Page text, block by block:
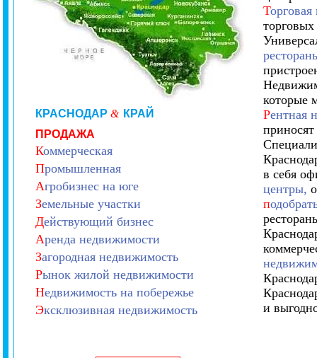
КРАСНОДАР & КРАЙ
ПРОДАЖА
Коммерческая
Промышленная
Агробизнес на юге
Земельные участки
Действующий бизнес
Аренда недвижимости
Загородная недвижимость
Рынок жилой недвижимости
Недвижимость на побережье
Эксклюзивная недвижимость
Т
которые
Рентная
в себя
центры,
п
и